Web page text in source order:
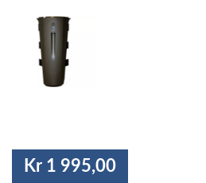
Kr 1 995,00